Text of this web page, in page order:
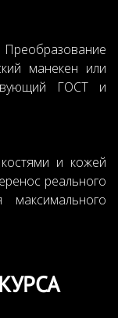
манекен или
ГОСТ и
и кожей
реального